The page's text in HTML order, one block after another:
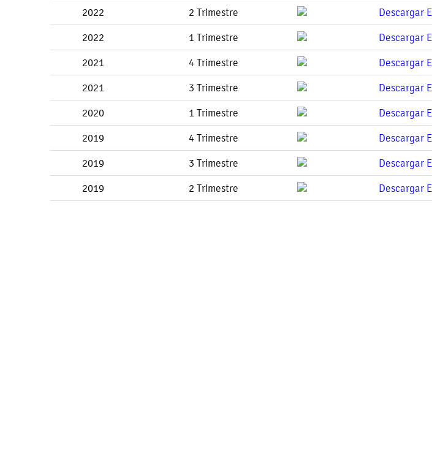
2022 2 Trimestre
2022 1 Trimestre
2021 4 Trimestre
2021 3 Trimestre
2020 1 Trimestre
2019 4 Trimestre
2019 3 Trimestre
2019 2 Trimestre